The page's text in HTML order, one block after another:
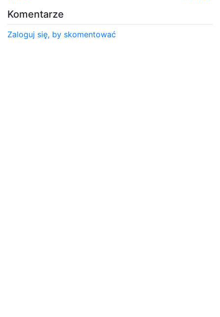
Komentarze
Zaloguj się, by skomentować